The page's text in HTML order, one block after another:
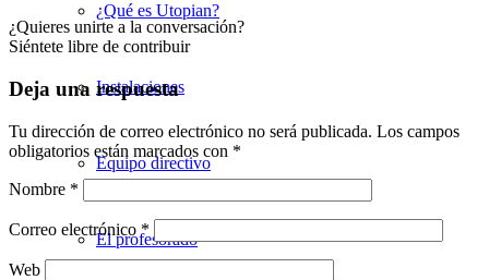
¿Qué es Utopian?
Instalaciones
Equipo directivo
El profesorado
¿Quieres unirte a la conversación?
Siéntete libre de contribuir
Deja una respuesta
Tu dirección de correo electrónico no será publicada. Los campos
obligatorios están marcados con *
Nombre *
Correo electrónico *
Web